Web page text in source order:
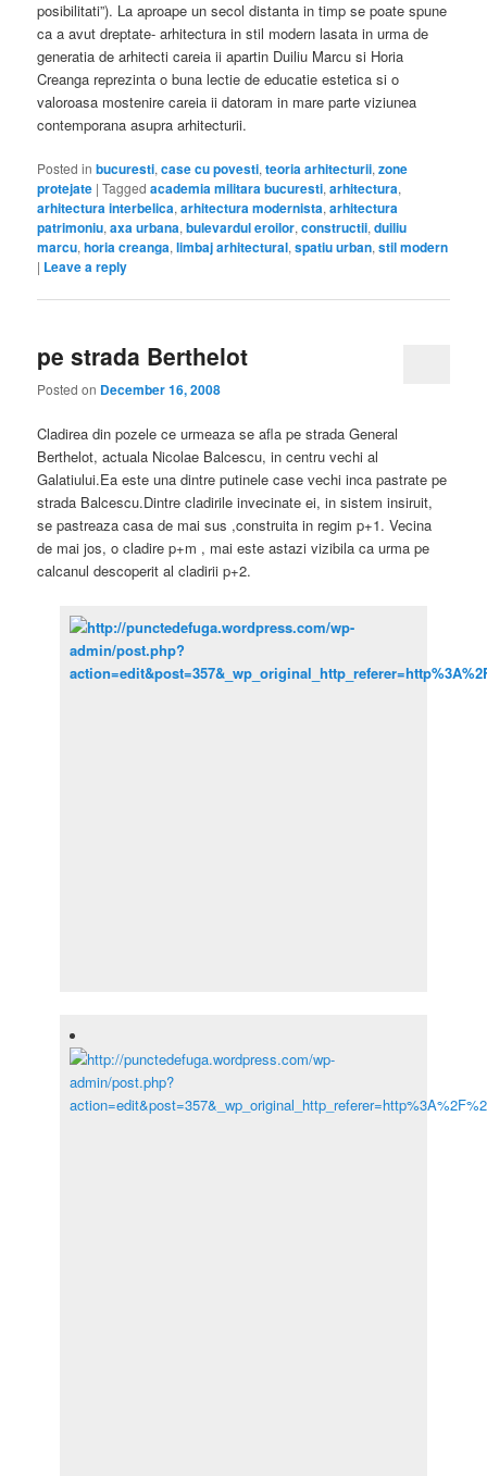
posibilitati”). La aproape un secol distanta in timp se poate spune
ca a avut dreptate- arhitectura in stil modern lasata in urma de
generatia de arhitecti careia ii apartin Duiliu Marcu si Horia
Creanga reprezinta o buna lectie de educatie estetica si o
valoroasa mostenire careia ii datoram in mare parte viziunea
contemporana asupra arhitecturii.
Posted in bucuresti,case cu povesti,teoria arhitecturii,zone
protejate |Tagged academia militara bucuresti,arhitectura,
arhitectura interbelica,arhitectura modernista,arhitectura
patrimoniu,axa urbana,bulevardul eroilor,constructii,duiliu
marcu,horia creanga,limbaj arhitectural,spatiu urban,stil modern
| Leave a reply
pe strada Berthelot
Posted on December 16, 2008
Cladirea din pozele ce urmeaza se afla pe strada General
Berthelot, actuala Nicolae Balcescu, in centru vechi al
Galatiului.Ea este una dintre putinele case vechi inca pastrate pe
strada Balcescu.Dintre cladirile invecinate ei, in sistem insiruit,
se pastreaza casa de mai sus ,construita in regim p+1. Vecina
de mai jos, o cladire p+m , mai este astazi vizibila ca urma pe
calcanul descoperit al cladirii p+2.